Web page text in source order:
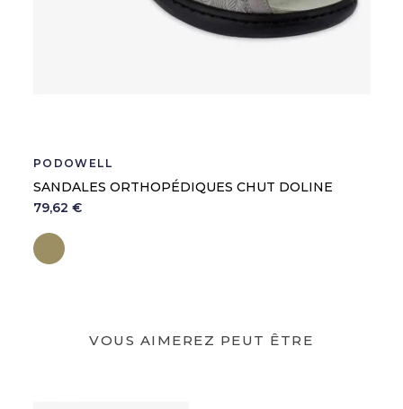
PODOWELL
SANDALES ORTHOPÉDIQUES CHUT DOLINE
79,62 €
Bronze
VOUS AIMEREZ PEUT ÊTRE